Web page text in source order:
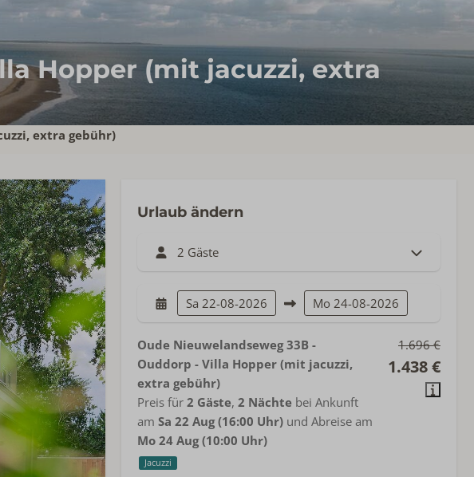
Hopper (mit jacuzzi, extra
extra gebühr)
Urlaub ändern
2 Gäste
Sa 22-08-2026 Mo 24-08-2026
1.696 €
1.438 €
Oude Nieuwelandseweg 33B -
Ouddorp - Villa Hopper (mit jacuzzi,
extra gebühr)
Preis für 2 Gäste, 2 Nächte bei Ankunft
am Sa 22 Aug (16:00 Uhr) und Abreise am
Mo 24 Aug (10:00 Uhr)
Jacuzzi